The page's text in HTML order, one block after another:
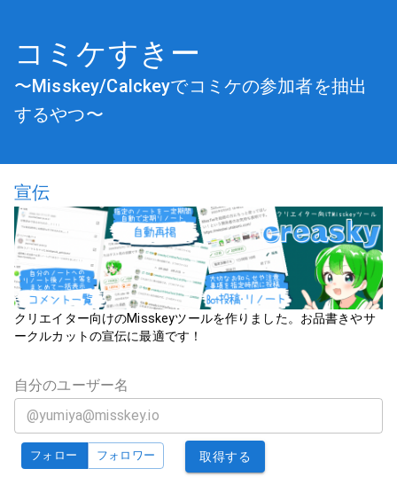
コミケすきー
〜Misskey/Calckeyでコミケの参加者を抽出
するやつ〜
宣伝
クリエイター向けのMisskeyツールを作りました。お品書きやサ
ークルカットの宣伝に最適です！
自分のユーザー名
フォロー フォロワー 取得する